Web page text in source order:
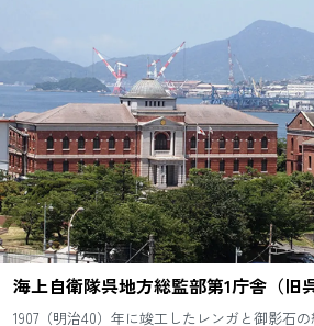
海上自衛隊呉地方総監部第1庁舎（旧
1907（明治40）年に竣工したレンガと御影石